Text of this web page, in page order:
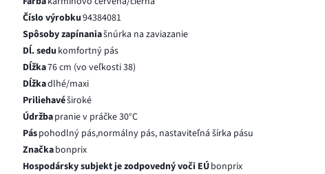
Číslo výrobku94384081
Spôsoby zapínaniašnúrka na zaviazanie
Dĺ. sedu komfortný pás
Dĺžka76 cm (vo veľkosti 38)
Dĺžkadlhé/maxi
Priliehavéširoké
Údržbapranie v práčke 30°C
Páspohodlný pás,normálny pás, nastaviteľná šírka pásu
Značkabonprix
Hospodársky subjekt je zodpovedný voči EÚbonprix